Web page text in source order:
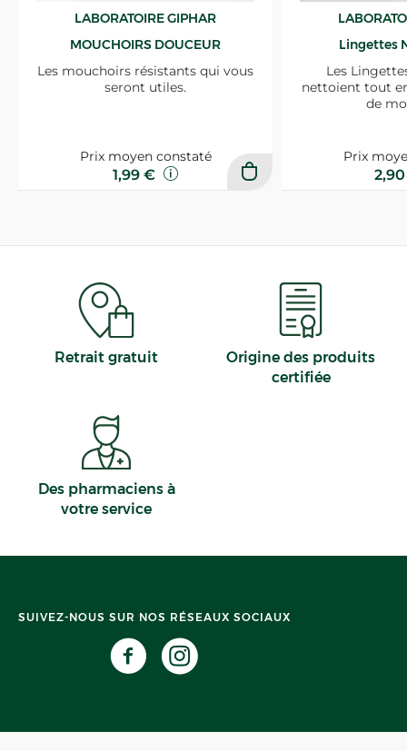
LABORATOIRE GIPHAR
MOUCHOIRS DOUCEUR
Les mouchoirs résistants qui vous
seront utiles.
Prix moyen constaté
1,99 €
Lingettes
Les
nettoient tout
de
Prix
Retrait gratuit
Origine des produits
certifiée
Des pharmaciens à
votre service
SUIVEZ-NOUS SUR NOS RÉSEAUX SOCIAUX